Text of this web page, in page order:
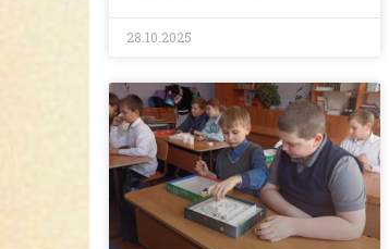
28.10.2025